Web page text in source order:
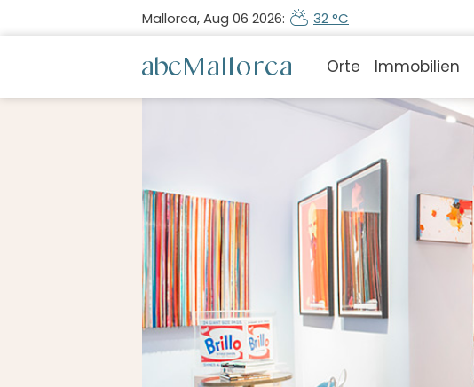
Mallorca, Aug 06 2026: 32 °C
Orte Immobilien